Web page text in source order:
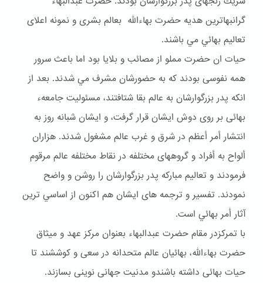
گرانبهاترين هديه حضرت بهاءالله بعالم بشرى و نمونه اعلاى
تعاليم بهائي مي باشند.
حيات ان حضرت مملو از مصائب و بلايا بود اما باعث سرور
همه نفوسى بودند كه به حضورشان مشرف مي شدند. بعد از
انكه پدر بزرگوارشان به عالم بقا شتافتند، مسئوليت جامعهء
بهائى بر روى دوش ايشان قرار گرفت، و ايشان شبانه روز به
انتشار أمر أعظم در شرق و غرب عالم مشغول شدند. هزاران
ألواح به أفراد و گروههاى مختلفه در نقاط مختلفه عالم مرقوم
فرمودند و تعاليم مباركه پدر بزرگوارشان را روشن و واضح
نمودند. تفسير و ترجمه هاى ايشان هم اكنون از اساسي ترين
آثار أمر بهائي است.
با تمرکزدر مقام حضرت عبدالبهاء بعنوان مركز عهد و ميثاق
حضرت بهاءالله، بهائيان عالم متحدانه در سعى و كوششند تا
حيات بهائى داشته باشندو مدنيت جهانى نوينى بسازند.